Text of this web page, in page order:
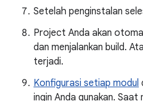
Setelah penginstalan
Project Anda akan
dan menjalankan build.
terjadi.
Konfigurasi setiap modul
ingin Anda gunakan. Saat